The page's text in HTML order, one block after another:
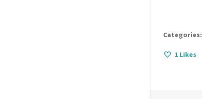
Categories:
1Likes